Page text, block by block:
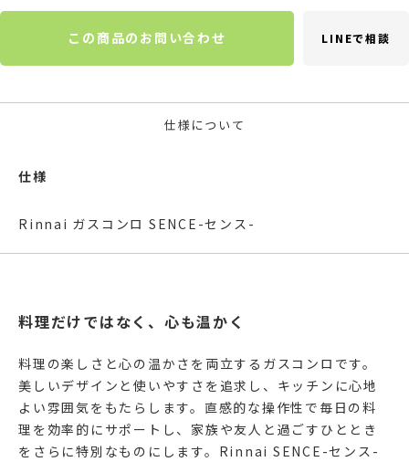
この商品のお問い合わせ LINEで相談
仕様について
仕様
Rinnai ガスコンロ SENCE-センス-
料理だけではなく、心も温かく
料理の楽しさと心の温かさを両立するガスコンロです。
美しいデザインと使いやすさを追求し、キッチンに心地
よい雰囲気をもたらします。直感的な操作性で毎日の料
理を効率的にサポートし、家族や友人と過ごすひととき
をさらに特別なものにします。Rinnai SENCE-センス-